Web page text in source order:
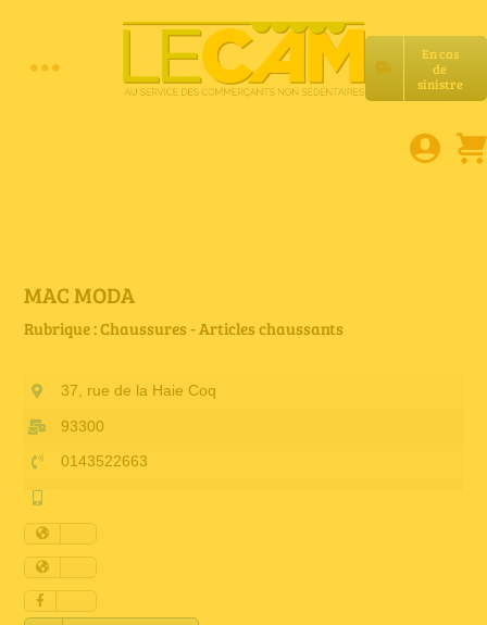
En cas
de
sinistre
Toggle
E-book
Petites annonces
Annuaire Fournisseurs
Actualités
MAC MODA
Rubrique : Chaussures - Articles chaussants
37, rue de la Haie Coq
93300
0143522663